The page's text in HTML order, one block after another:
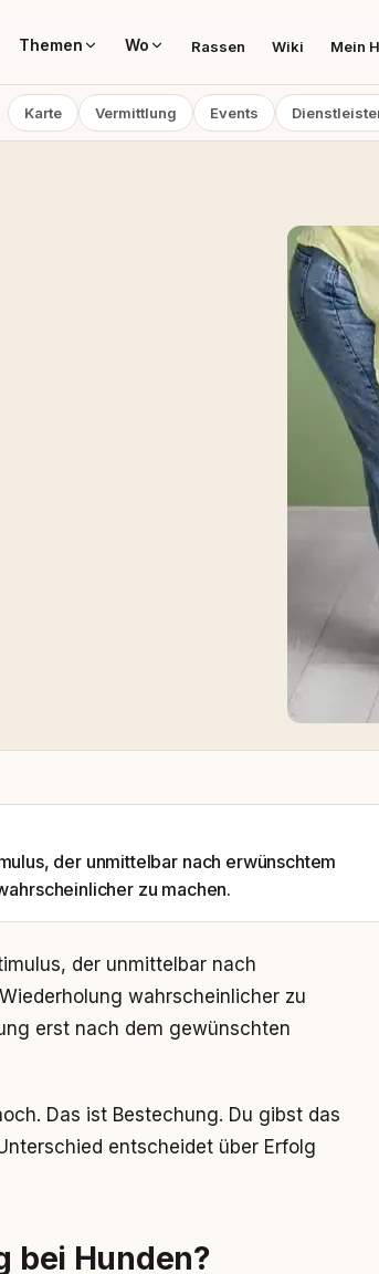
Themen Wo Rassen Wiki Mein
Karte Vermittlung Events
der unmittelbar nach erwünschtem
zu machen.
der unmittelbar nach
wahrscheinlicher zu
erst nach dem gewünschten
Das ist Bestechung. Du gibst das
entscheidet über Erfolg
bei Hunden?